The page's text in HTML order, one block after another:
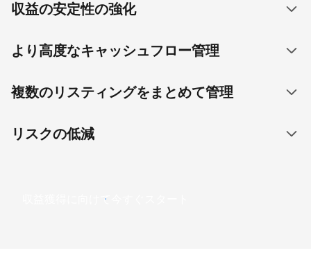
収益の安定性の強化
より高度なキャッシュフロー管理
複数のリスティングをまとめて管理
リスクの低減
収益獲得に向けて今すぐスタート